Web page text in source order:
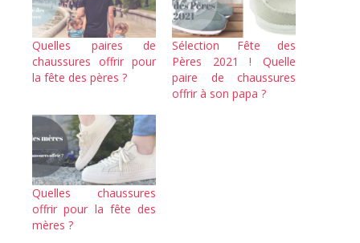
Quelles paires de
chaussures offrir pour
la fête des pères ?
Sélection Fête des
Pères 2021 ! Quelle
paire de chaussures
offrir à son papa ?
Quelles chaussures
offrir pour la fête des
mères ?